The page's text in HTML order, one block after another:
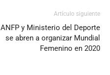
Artículo siguiente
ANFP y Ministerio del Deporte
se abren a organizar Mundial
Femenino en 2020